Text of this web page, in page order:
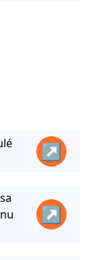
↗
↗